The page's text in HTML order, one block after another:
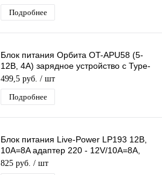
Подробнее
Блок питания Орбита OT-APU58 (5-
12В, 4А) зарядное устройство с Type-
C / 3USB (PD + QC3.0)
499,5 руб. / шт
Подробнее
Блок питания Live-Power LP193 12В,
10A=8A адаптер 220 - 12V/10A=8A,
шнур 1,2 м, штекер 5.5*2,5 мм
825 руб. / шт